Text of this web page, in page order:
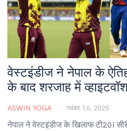
वेस्टइंडीज ने नेपाल के
के बाद शरजाह में
ASWIN YOGA नवंबर 16, 2025
नेपाल ने वेस्टइंडीज के खिलाफ टी20I